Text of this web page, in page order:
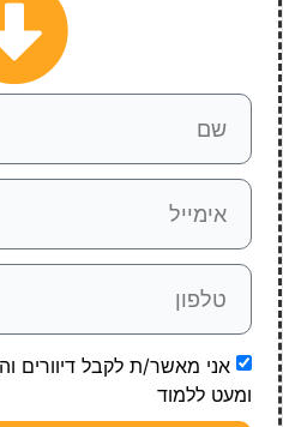
אני מאשר/ת לקבל דיוורים
ומעט ללמוד